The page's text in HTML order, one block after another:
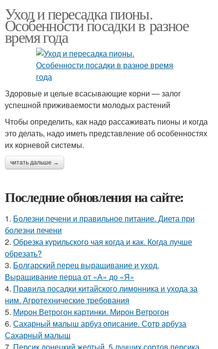
Уход и пересадка пионы.
Особенности посадки в разное
время года
Здоровые и целые всасывающие корни — залог
успешной приживаемости молодых растений
Чтобы определить, как надо рассаживать пионы и когда
это делать, надо иметь представление об особенностях
их корневой системы.
читать дальше →
Последние обновления на сайте:
1. Болезни печени и правильное питание. Диета при
болезни печени
2. Обрезка курильского чая когда и как. Когда лучше
обрезать?
3. Болгарский перец выращивание и уход.
Выращивание перца от «А» до «Я»
4. Правила посадки китайского лимонника и ухода за
ним. Агротехнические требования
5. Мирон Ветрогон картинки. Мирон Ветрогон
6. Сахарный малыш арбуз описание. Сотр арбуза
Сахарный малыш